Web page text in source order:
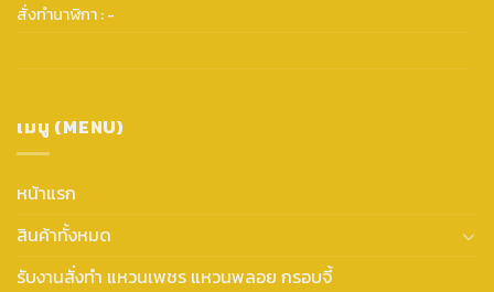
สั่งทำนาฬิกา : -
เมนู (MENU)
หน้าแรก
สินค้าทั้งหมด
รับงานสั่งทำ แหวนเพชร แหวนพลอย กรอบจี้